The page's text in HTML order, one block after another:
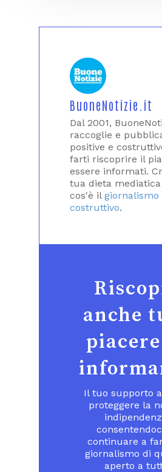
BuoneNotizie.it
Dal 2001,
raccoglie e
positive e
farti riscoprire il
essere informati.
tua dieta
cos'è il giornalismo
costruttivo.
anche
Il tuo supporto
proteggere la
continuare a
giornalismo di
aperto a